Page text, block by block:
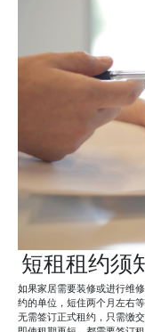
短租租约须
如果家居需要装修或进行维
约的单位，短住两个月左右
无需签订正式租约，只需缴